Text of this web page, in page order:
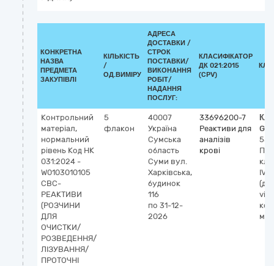
КОНКРЕТНА
НАЗВА
ПРЕДМЕТА
ЗАКУПІВЛІ
КІЛЬКІСТЬ
/
ОД.ВИМІРУ
АДРЕСА
ДОСТАВКИ /
СТРОК
ПОСТАВКИ/
ВИКОНАННЯ
РОБІТ/
НАДАННЯ
ПОСЛУГ:
КЛАСИФІКАТОР
ДК 021:2015
(CPV)
Контрольний
матеріал,
нормальний
рівень Код НК
031:2024 -
W0103010105
CBC-
РЕАКТИВИ
(РОЗЧИНИ
ДЛЯ
ОЧИСТКИ/
РОЗВЕДЕННЯ/
ЛІЗУВАННЯ/
ПРОТОЧНІ
5
флакон
40007
Україна
Сумська
область
Суми вул.
Харківська,
будинок
116
по 31-12-
2026
33696200-7
Реактиви для
аналізів
крові
IVD